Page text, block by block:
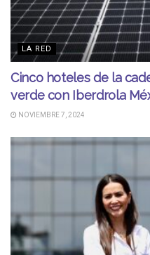
LA RED
Cinco hoteles de la
verde con Iberdrola
NOVIEMBRE 7, 2024